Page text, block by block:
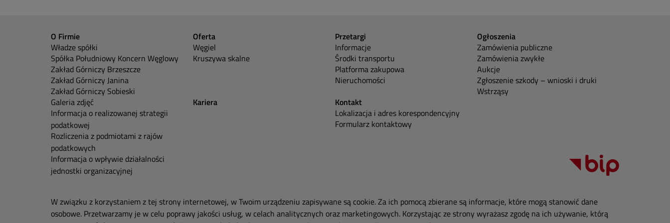
O Firmie
Władze spółki
Spółka Południowy Koncern Węglowy
Zakład Górniczy Brzeszcze
Zakład Górniczy Janina
Zakład Górniczy Sobieski
Galeria zdjęć
Informacja o realizowanej strategii
podatkowej
Rozliczenia z podmiotami z rajów
podatkowych
Informacja o wpływie działalności
jednostki organizacyjnej
Oferta
Węgiel
Kruszywa skalne
Przetargi
Informacje
Środki transportu
Platforma zakupowa
Nieruchomości
Ogłoszenia
Zamówienia publiczne
Zamówienia zwykłe
Aukcje
Zgłoszenie szkody – wnioski i druki
Wstrząsy
Kariera
Kontakt
Lokalizacja i adres korespondencyjny
Formularz kontaktowy
W związku z korzystaniem z tej strony internetowej, w Twoim urządzeniu zapisywane są cookie. Za ich pomocą zbierane są informacje, które mogą stanowić dane
osobowe. Przetwarzamy je w celu poprawy jakości usług, w celach analitycznych oraz marketingowych. Korzystając ze strony wyrażasz zgodę na ich używanie, którą